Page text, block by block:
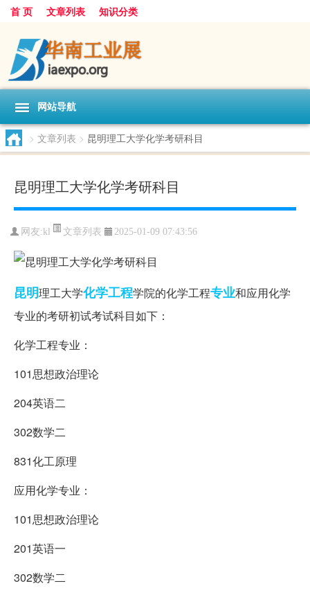
首 页 文章列表 知识分类
网站导航
> 文章列表 > 昆明理工大学化学考研科目
昆明理工大学化学考研科目
网友: kl 文章列表 2025-01-09 07:43:56
昆明理工大学化学工程学院的化学工程专业和应用化学
专业的考研初试考试科目如下：
化学工程专业：
101思想政治理论
204英语二
302数学二
831化工原理
应用化学专业：
101思想政治理论
201英语一
302数学二